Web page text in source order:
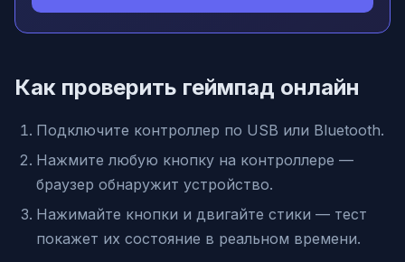
Как проверить геймпад онлайн
Подключите контроллер по USB или Bluetooth.
Нажмите любую кнопку на контроллере —
браузер обнаружит устройство.
Нажимайте кнопки и двигайте стики — тест
покажет их состояние в реальном времени.